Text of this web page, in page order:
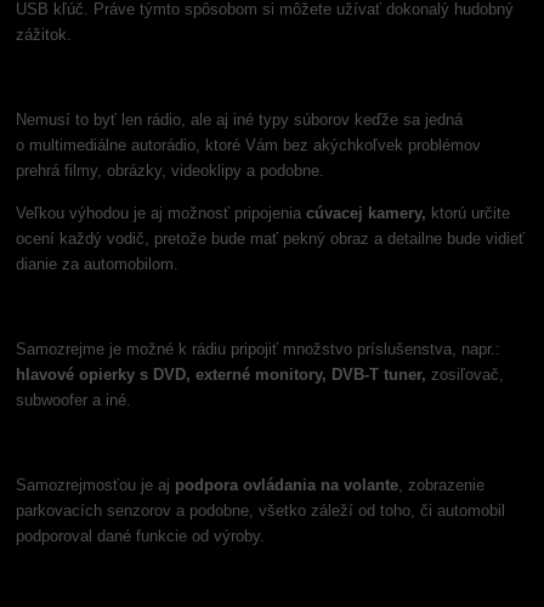
USB kľúč. Práve týmto spôsobom si môžete užívať dokonalý hudobný
zážitok.
Nemusí to byť len rádio, ale aj iné typy súborov keďže sa jedná
o multimediálne autorádio, ktoré Vám bez akýchkoľvek problémov
prehrá filmy, obrázky, videoklipy a podobne.
Veľkou výhodou je aj možnosť pripojeniacúvacej kamery, ktorú určite
ocení každý vodič, pretože bude mať pekný obraz a detailne bude vidieť
dianie za automobilom.
Samozrejme je možné k rádiu pripojiť množstvo príslušenstva, napr.:
hlavové opierky s DVD, externé monitory, DVB-T tuner, zosiľovač,
subwoofer a iné.
Samozrejmosťou je aj podpora ovládania na volante , zobrazenie
parkovacích senzorov a podobne, všetko záleží od toho, či automobil
podporoval dané funkcie od výroby.